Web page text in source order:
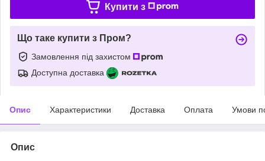
Купити з
Що таке купити з Пром?
Замовлення під захистом
Доступна доставка
Опис Характеристики Доставка Оплата Умови
Опис